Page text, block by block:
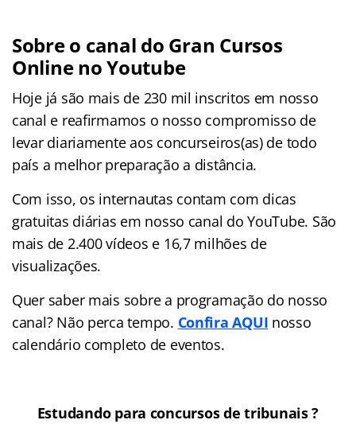
Sobre o canal do Gran Cursos
Online no Youtube
Hoje já são mais de 230 mil inscritos em nosso
canal e reafirmamos o nosso compromisso de
levar diariamente aos concurseiros(as) de todo
país a melhor preparação a distância.
Com isso, os internautas contam com dicas
gratuitas diárias em nosso canal do YouTube. São
mais de 2.400 vídeos e 16,7 milhões de
visualizações.
Quer saber mais sobre a programação do nosso
canal? Não perca tempo. Confira AQUI nosso
calendário completo de eventos.
Estudando para concursos de tribunais ?